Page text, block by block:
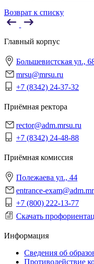
Возврат к списку
Главный корпус
Большевистская ул.,
mrsu@mrsu.ru
+7 (8342) 24-37-32
Приёмная ректора
rector@adm.mrsu.ru
+7 (8342) 24-48-88
Приёмная комиссия
Полежаева ул., 44
entrance-
+7 (800) 222-13-77
Скачать
Информация
Сведения об
Противодействие